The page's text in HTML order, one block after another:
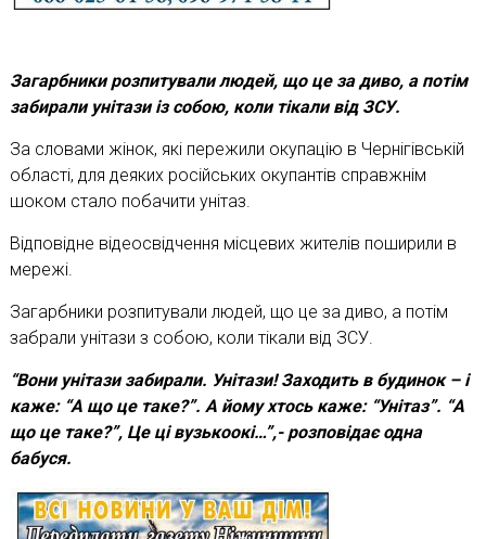
Загарбники розпитували людей, що це за диво, а потім
забирали унітази із собою, коли тікали від ЗСУ.
За словами жінок, які пережили окупацію в Чернігівській
області, для деяких російських окупантів справжнім
шоком стало побачити унітаз.
Відповідне відеосвідчення місцевих жителів поширили в
мережі.
Загарбники розпитували людей, що це за диво, а потім
забрали унітази з собою, коли тікали від ЗСУ.
“Вони унітази забирали. Унітази! Заходить в будинок – і
каже: “А що це таке?”. А йому хтось каже: “Унітаз”. “А
що це таке?”, Це ці вузькоокі…”,- розповідає одна
бабуся.